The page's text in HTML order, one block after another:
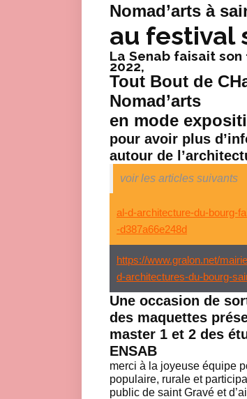
Nomad’arts à
au festival
La Senab faisait
2022,
Tout Bout de
Nomad’arts
en mode
pour avoir plus
autour de
voir les articles suivants
al-d-architecture-du-bourg-
-d387a66e248d
https://www.gralon.net/
d-architectures-du-bourg-
Une occasion de
des maquettes
master 1 et 2 des
ENSAB
merci à la joyeuse équipe
populaire, rurale et
public de saint Gravé et